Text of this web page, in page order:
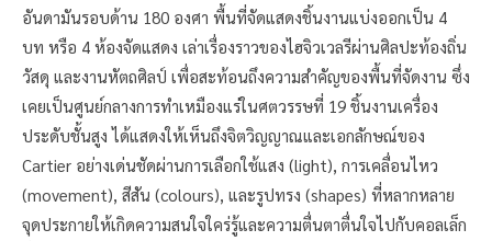
อันดามันรอบด้าน 180 องศา พื้นที่จัดแสดงชิ้นงานแบ่งออกเป็น 4
บท หรือ 4 ห้องจัดแสดง เล่าเรื่องราวของไฮจิวเวลรีผ่านศิลปะท้องถิ่น
วัสดุ และงานหัตถศิลป์ เพื่อสะท้อนถึงความสำคัญของพื้นที่จัดงาน ซึ่ง
เคยเป็นศูนย์กลางการทำเหมืองแร่ในศตวรรษที่ 19 ชิ้นงานเครื่อง
ประดับชั้นสูง ได้แสดงให้เห็นถึงจิตวิญญาณและเอกลักษณ์ของ
Cartier อย่างเด่นชัดผ่านการเลือกใช้แสง (light), การเคลื่อนไหว
(movement), สีสัน (colours), และรูปทรง (shapes) ที่หลากหลาย
จุดประกายให้เกิดความสนใจใคร่รู้และความตื่นตาตื่นใจไปกับคอลเล็ก